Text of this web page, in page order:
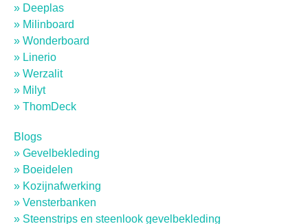
» Deeplas
» Milinboard
» Wonderboard
» Linerio
» Werzalit
» Milyt
» ThomDeck
Blogs
» Gevelbekleding
» Boeidelen
» Kozijnafwerking
» Vensterbanken
» Steenstrips en steenlook gevelbekleding